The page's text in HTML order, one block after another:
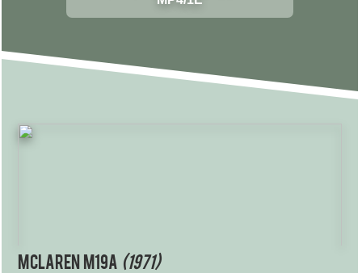
McLaren M19A (1971)